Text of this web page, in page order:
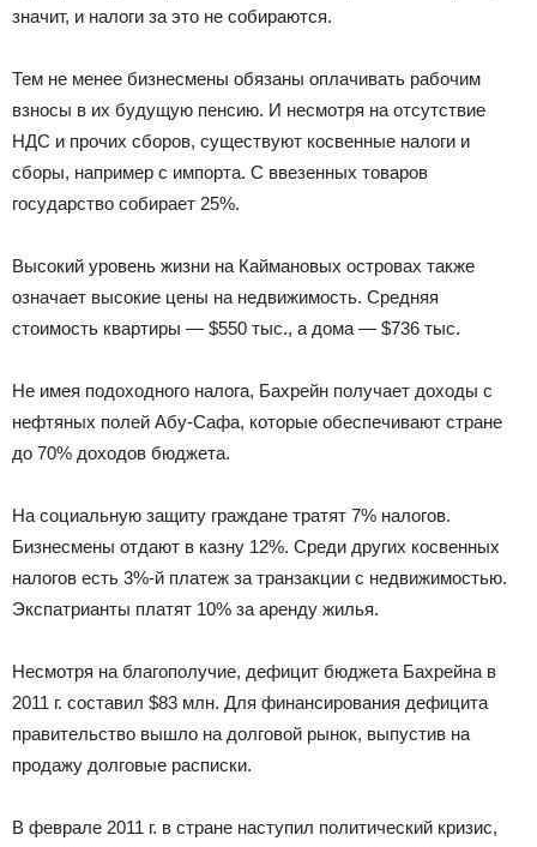
значит, и налоги за это не собираются.
Тем не менее бизнесмены обязаны оплачивать рабочим
взносы в их будущую пенсию. И несмотря на отсутствие
НДС и прочих сборов, существуют косвенные налоги и
сборы, например с импорта. С ввезенных товаров
государство собирает 25%.
Высокий уровень жизни на Каймановых островах также
означает высокие цены на недвижимость. Средняя
стоимость квартиры — $550 тыс., а дома — $736 тыс.
Не имея подоходного налога, Бахрейн получает доходы с
нефтяных полей Абу-Сафа, которые обеспечивают стране
до 70% доходов бюджета.
На социальную защиту граждане тратят 7% налогов.
Бизнесмены отдают в казну 12%. Среди других косвенных
налогов есть 3%-й платеж за транзакции с недвижимостью.
Экспатрианты платят 10% за аренду жилья.
Несмотря на благополучие, дефицит бюджета Бахрейна в
2011 г. составил $83 млн. Для финансирования дефицита
правительство вышло на долговой рынок, выпустив на
продажу долговые расписки.
В феврале 2011 г. в стране наступил политический кризис,